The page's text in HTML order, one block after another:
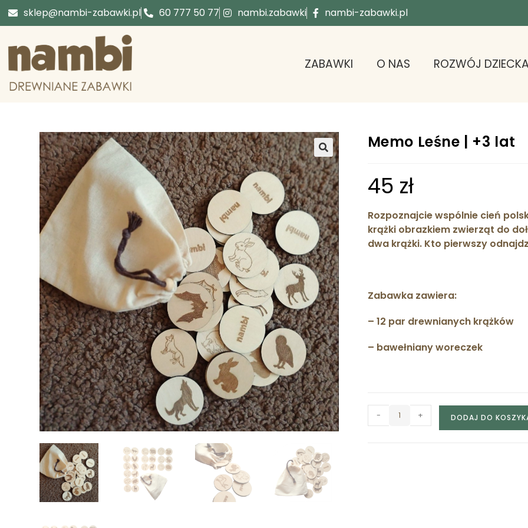
sklep@nambi-zabawki.pl 60 777 50 77 nambi.zabawki nambi-zabawki.pl
ZABAWKI O NAS ROZWÓJ
Memo Leśne | +3 lat
45 zł
Rozpoznajcie wspólnie cień
krążki obrazkiem zwierząt do
dwa krążki. Kto pierwszy
Zabawka zawiera:
– 12 par drewnianych krążków
– bawełniany woreczek
- + DODAJ DO